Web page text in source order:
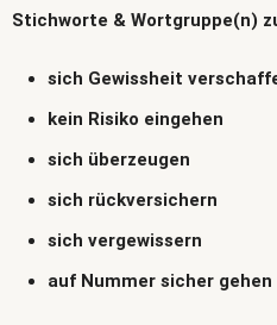
Stichworte & Wortgruppe(n)
sich Gewissheit
kein Risiko eingehen
sich überzeugen
sich rückversichern
sich vergewissern
auf Nummer sicher gehen